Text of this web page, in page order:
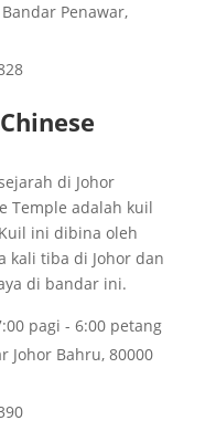
menikmati
tempat bersejarah
aktiviti belanja di
menarik untuk
untuk penggemar
melawat Johor?
percutian
Penawar,
di Johor
Temple adalah kuil
ini dibina oleh
kali tiba di Johor dan
di bandar ini.
pagi - 6:00 petang
Johor Bahru, 80000